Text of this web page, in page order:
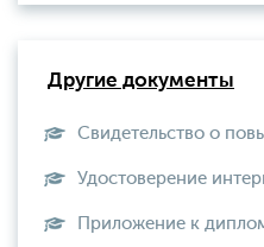
Другие документы
Свидетельство о
Удостоверение
Приложение к